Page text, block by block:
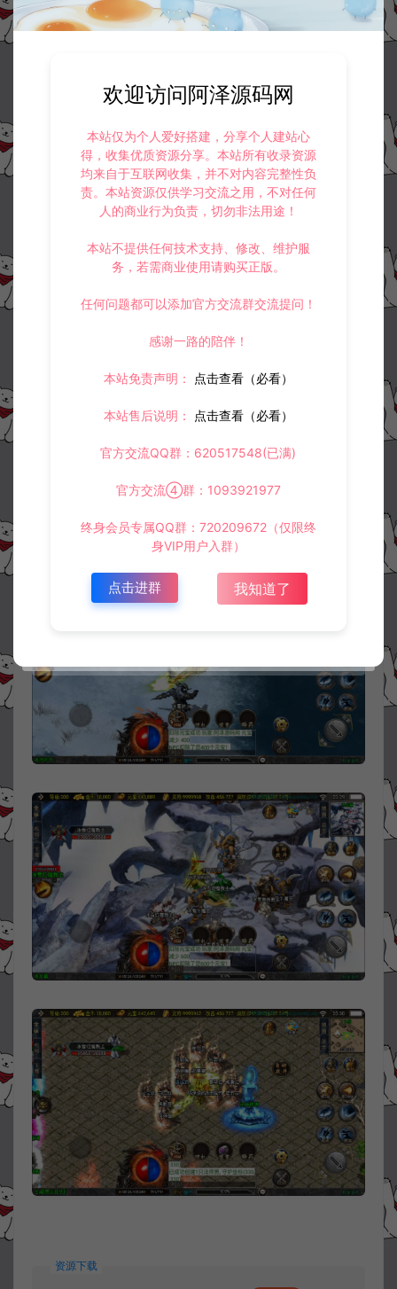
资源下载
欢迎访问阿泽源码网
本站仅为个人爱好搭建，分享个人建站心
得，收集优质资源分享。本站所有收录资源
均来自于互联网收集，并不对内容完整性负
责。本站资源仅供学习交流之用，不对任何
人的商业行为负责，切勿非法用途！
本站不提供任何技术支持、修改、维护服
务，若需商业使用请购买正版。
任何问题都可以添加官方交流群交流提问！
感谢一路的陪伴！
本站免责声明： 点击查看（必看）
本站售后说明： 点击查看（必看）
官方交流QQ群：620517548(已满)
官方交流④群：1093921977
终身会员专属QQ群：720209672（仅限终
身VIP用户入群）
点击进群 我知道了